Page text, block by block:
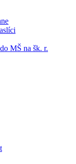
MŠ na šk. r.